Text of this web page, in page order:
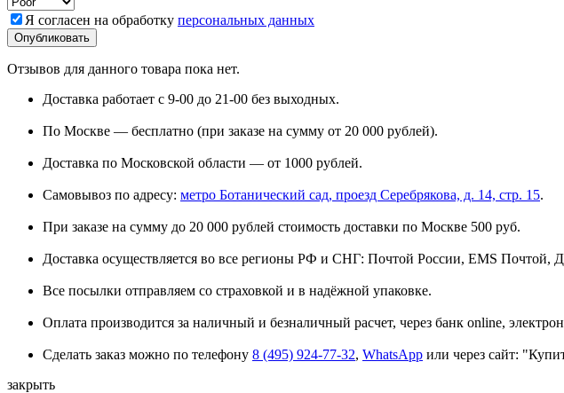
Я согласен на обработку персональных данных
Отзывов для данного товара пока нет.
Доставка работает с 9-00 до 21-00 без выходных.
По Москве — бесплатно (при заказе на сумму от 20 000 рублей).
Доставка по Московской области — от 1000 рублей.
Самовывоз по адресу: метро Ботанический сад, проезд Серебрякова, д. 14, стр. 15.
При заказе на сумму до 20 000 рублей стоимость доставки по Москве 500 руб.
Доставка осуществляется во все регионы РФ и СНГ: Почтой России, EMS
Все посылки отправляем со страховкой и в надёжной упаковке.
Оплата производится за наличный и безналичный расчет, через банк online,
Сделать заказ можно по телефону 8 (495) 924-77-32, WhatsApp или через сайт:
закрыть